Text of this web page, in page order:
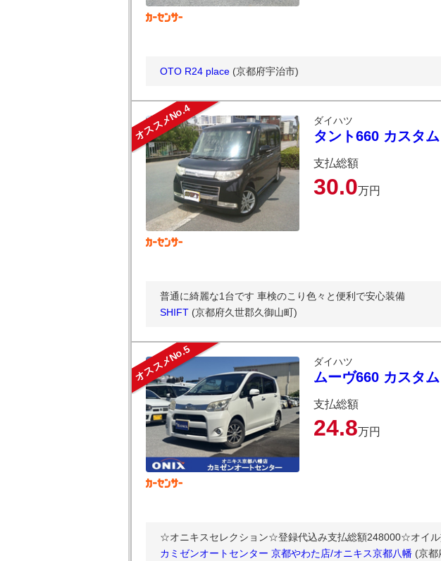
OTO R24 place (京都府宇治市)
オススメNo.4 ダイハツ
タント660 カスタ
支払総額
30.0万円
普通に綺麗な1台です 車検のこり色々と便利で安心装備
SHIFT (京都府久世郡久御山町)
オススメNo.5 ダイハツ
ムーヴ660 カスタ
支払総額
24.8万円
☆オニキスセレクション☆登録代込み支払総額248000☆オイ
カミゼンオートセンター 京都やわた店/オニキス京都八幡 (京都